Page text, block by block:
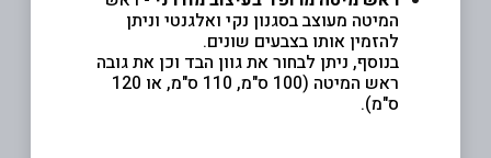
המיטה מעוצב בסגנון נקי ואלגנטי וניתן
להזמין אותו בצבעים שונים.
בנוסף, ניתן לבחור את גוון הבד וכן את גובה
ראש המיטה (100 ס"מ, 110 ס"מ, או 120
ס"מ).